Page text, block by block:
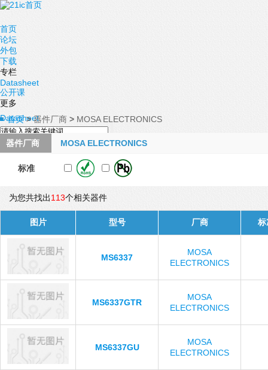
首页
论坛
外包
下载
专栏
Datasheet
公开课
更多
Datasheet
首页 >器件厂商 > MOSA ELECTRONICS
器件厂商 MOSA ELECTRONICS
标准
为您共找出113个相关器件
图片 型号 厂商 标
MS6337
MOSA
ELECTRONICS
MS6337GTR
MOSA
ELECTRONICS
MS6337GU
MOSA
ELECTRONICS